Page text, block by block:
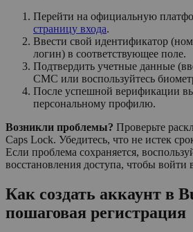
Перейти на официальную
страницу входа.
Ввести свой идентификатор
логин) в соответствующее поле.
Подтвердить учетные данные
СМС или воспользуйтесь
После успешной верификации
персональному профилю.
Возникли проблемы? Проверьте
Caps Lock. Убедитесь, что не истек
Если проблема сохраняется,
восстановления доступа, чтобы войти
Как создать аккаунт в
пошаговая регистрация